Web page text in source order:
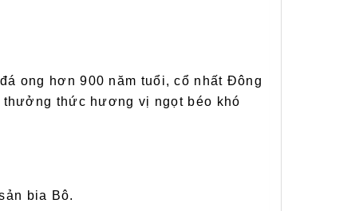
ong hơn 900 năm tuổi, cổ nhất Đông
thưởng thức hương vị ngọt béo khó
bia Bô.